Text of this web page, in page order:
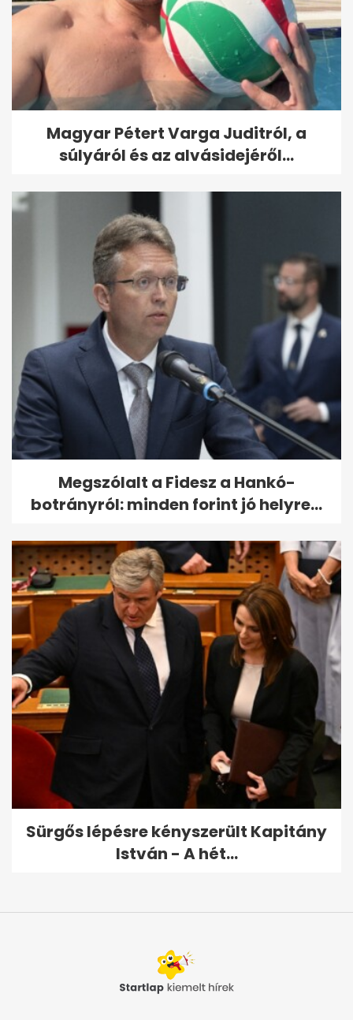
Magyar Pétert Varga Juditról, a
súlyáról és az alvásidejéről...
Megszólalt a Fidesz a Hankó-
botrányról: minden forint jó helyre...
Sürgős lépésre kényszerült Kapitány
István - A hét...